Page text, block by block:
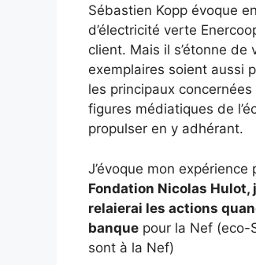
Sébastien Kopp évoque
d’électricité verte
client. Mais il s’étonne de
exemplaires soient aussi
les principaux
figures médiatiques de
propulser en y adhérant.
J’évoque mon expérience
Fondation Nicolas Hulot,
relaierai les actions
banque pour la Nef (eco-
sont à la Nef)